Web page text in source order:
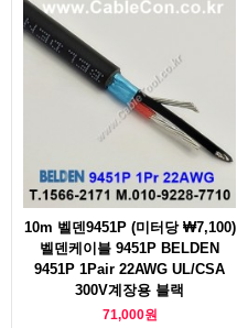
10m 벨덴9451P (미터당 ₩7,100)
벨덴케이블 9451P BELDEN
9451P 1Pair 22AWG UL/CSA
300V계장용 블랙
71,000원